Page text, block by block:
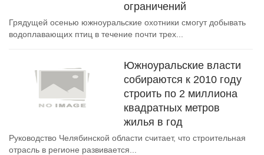
ограничений
Грядущей осенью южноуральские охотники смогут добывать
водоплавающих птиц в течение почти трех...
Южноуральские власти
собираются к 2010 году
строить по 2 миллиона
квадратных метров
жилья в год
Руководство Челябинской области считает, что строительная
отрасль в регионе развивается...